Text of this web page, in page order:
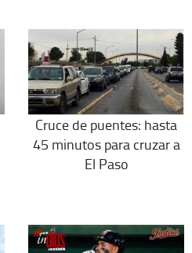
Cruce de puentes: hasta
45 minutos para cruzar a
El Paso